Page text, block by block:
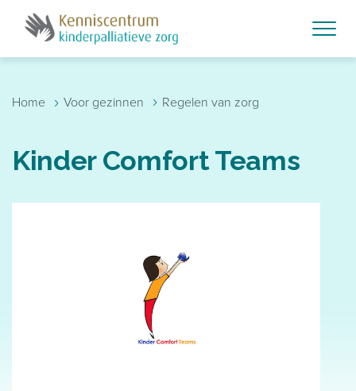
Skip to main content
Home › Voor gezinnen › Regelen van zorg
Kinder Comfort Teams